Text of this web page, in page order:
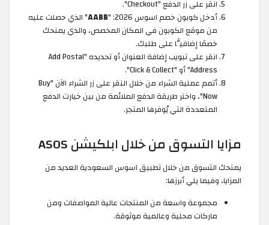
انقر على زر الدفع "Checkout".
أدخل كوبون خصم اسوس 2026: "
AABB" الذي حصلت عليه
من موقع الكوبون في المكان المخصص، والذي يمنحك
خصمًا إضافيًّا على طلبك.
انقر على تبويب إضافة العنوان أو تحديده "Add Postal
Address" أو "Click & Collect".
أتمم عملية الشراء من خلال النقر على زر الشراء الآن "Buy
Now"، واختر طريقة الدفع الملائمة من بين خيارت الدفع
المتعددة التي يُوفرها المتجر.
مزايا التسوق من خلال ابلكيشن ASOS
يمنحك التسوق من خلال تطبيق اسوس السعودية العديد من
المزايا، وفيما يلي أبرزها:
مجموعة واسعة من المنتجات عالية المواصفات ومن
ماركات محلية وعالمية موثوقة.